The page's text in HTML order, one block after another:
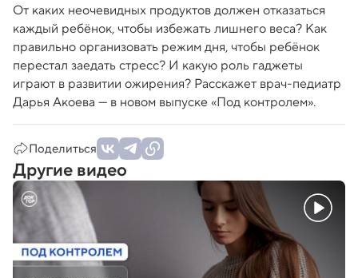
От каких неочевидных продуктов должен отказаться
каждый ребёнок, чтобы избежать лишнего веса? Как
правильно организовать режим дня, чтобы ребёнок
перестал заедать стресс? И какую роль гаджеты
играют в развитии ожирения? Расскажет врач-педиатр
Дарья Акоева — в новом выпуске «Под контролем».
Поделиться
Другие видео